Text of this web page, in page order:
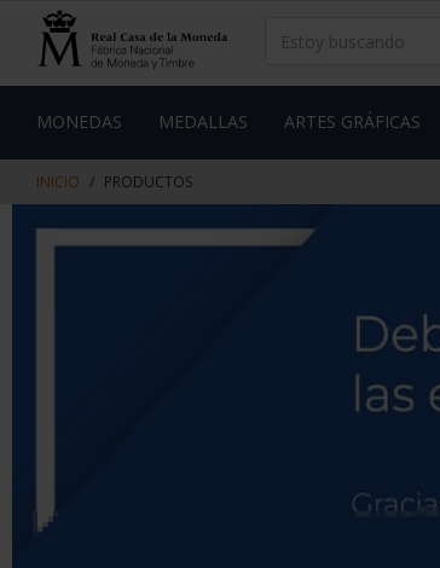
contenido
de
MONEDAS MEDALLAS ARTES GRÁFICAS
INICIO PRODUCTOS